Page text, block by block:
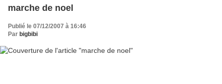
marche de noel
Publié le 07/12/2007 à 16:46
Par bigbibi